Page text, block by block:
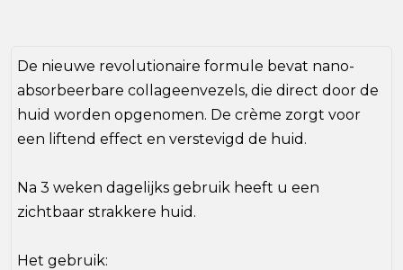
De nieuwe revolutionaire formule bevat nano-
absorbeerbare collageenvezels, die direct door de
huid worden opgenomen. De crème zorgt voor
een liftend effect en verstevigd de huid.
Na 3 weken dagelijks gebruik heeft u een
zichtbaar strakkere huid.
Het gebruik: